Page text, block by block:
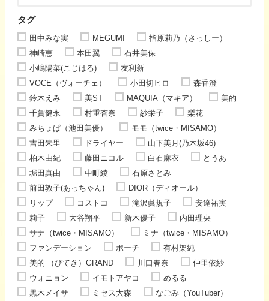
タグ
田中みな実 MEGUMI
指原莉乃（さっしー）
神崎恵
本田翼
石井美保
小嶋陽菜(こじはる)
友利新
VOCE（ヴォーチェ）
小田切ヒロ
森香澄
鈴木えみ
美ST MAQUIA（マキア）
美的
千賀健永
村重杏奈 紗栄子
梨花
みちょぱ（池田美優）
モモ（twice・MISAMO）
吉田朱里
ドライヤー
山下美月(乃木坂46)
柏木由紀
藤田ニコル 白石麻衣
とうあ
堀田真由
中町綾
石原さとみ
前田敦子(あっちゃん)
DIOR（ディオール）
リップ
コストコ 滝沢眞規子
安達祐実
莉子
大谷翔平 新木優子
内田理央
サナ（twice・MISAMO）
ミナ（twice・MISAMO）
ファンデーション
ポーチ
有村架純
美的 （びてき）GRAND
川口春奈
仲里依紗
ウォニョン
イモトアヤコ
めるる
黒木メイサ
ミセス大森
なごみ（YouTuber）